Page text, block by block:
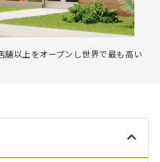
舗以上をオープンし世界で最も高い